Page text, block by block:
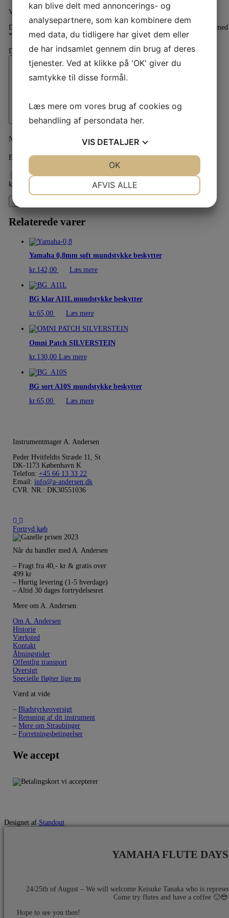
Vær den første til at anmelde “Ton Kooiman Oboe Tommelstøtte”
Din e-mailadresse vil ikke blive publiceret.
Krævede felter er markeret med
*
Din anmeldelse *
Navn
E-mail*
Gem mit navn, mail og websted i denne browser til næste gang jeg
kommenterer.
Relaterede varer
Yamaha 0,8mm soft mundstykke beskytter
kr. 142,00 Læs mere
BG klar A11L mundstykke beskytter
kr.65,00 Læs mere
Omni Patch SILVERSTEIN
kr.130,00 Læs mere
BG sort A10S mundstykke beskytter
kr. 65,00 Læs mere
Instrumentmager A. Andersen
Peder Hvitfeldts Stræde 11, St
DK-1173 København K
Telefon:+45 66 13 33 22
Email:info@a-andersen.dk
CVR. NR.: DK30551036
Fortryd køb
Når du handler med A. Andersen
– Fragt fra 40,- kr & gratis over
499 kr
– Hurtig levering (1-5 hverdage)
– Altid 30 dages fortrydelsesret
Mere om A. Andersen
Om A. Andersen
Historie
Værksted
Kontakt
Åbningstider
Offentlig transport
Oversigt
Specielle fløjter lige nu
Værd at vide
–Bladstyrkeoversigt
–Rensning af dit instrument
–Mere om Straubinger
–Forretningsbetingelser
We accept
Designet af Standout
YAMAHA FLUTE DAYS
24/25th of August – We will welcome Keisuke Tanaka who is
Come try flutes and have a coffee 🙂😎​
Hope to see you then!
kan blive delt med annoncerings- og
analysepartnere, som kan kombinere dem
med data, du tidligere har givet dem eller
de har indsamlet gennem din brug af deres
tjenester. Ved at klikke på 'OK' giver du
samtykke til disse formål.
Læs mere om vores brug af cookies og
behandling af persondata her.
VIS DETALJER
AFVIS ALLE
OK